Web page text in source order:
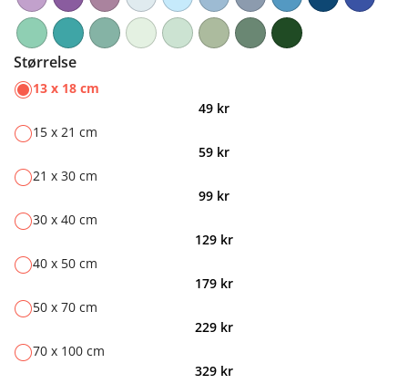
Størrelse
13 x 18 cm
49 kr
15 x 21 cm
59 kr
21 x 30 cm
99 kr
30 x 40 cm
129 kr
40 x 50 cm
179 kr
50 x 70 cm
229 kr
70 x 100 cm
329 kr